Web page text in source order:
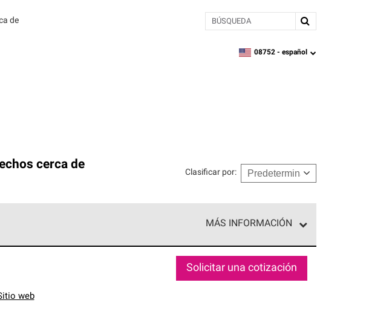
de BÚSQUEDA
zipcode,language
08752 - español
cerca de
Clasificar por:
MÁS INFORMACIÓN
confiabilidad y destreza incomparable. Solo ellos pueden
web
Solicitar una cotización